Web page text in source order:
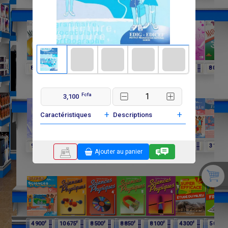
3,100 Fcfa
Caractéristiques + Descriptions +
Ajouter au panier
8 250F 6 060 4 025 8 015 6 600 3 900 8 000
9 750 9 750F F F 4 900F 3 100
4 900F 10 675F 8 500F 8 850F 8 100F 4 300F 5 000